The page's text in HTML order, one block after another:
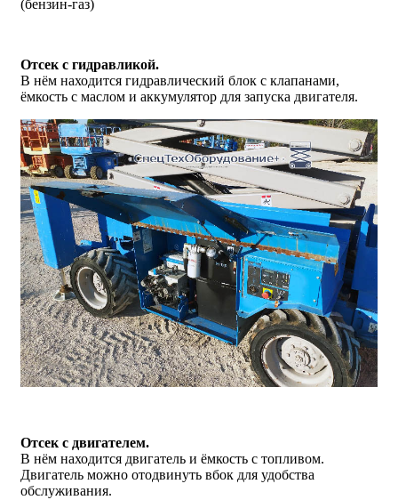
(бензин-газ)
Отсек с гидравликой.
В нём находится гидравлический блок с клапанами,
ёмкость с маслом и аккумулятор для запуска двигателя.
Отсек с двигателем.
В нём находится двигатель и ёмкость с топливом.
Двигатель можно отодвинуть вбок для удобства
обслуживания.